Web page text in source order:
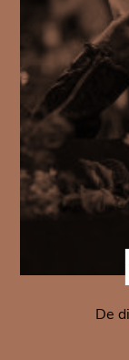
De